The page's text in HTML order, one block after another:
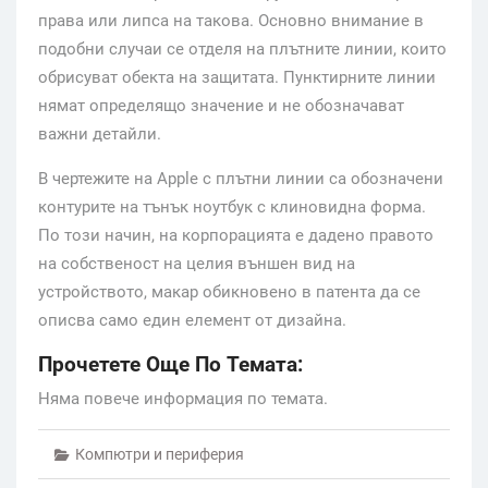
права или липса на такова. Основно внимание в
подобни случаи се отделя на плътните линии, които
обрисуват обекта на защитата. Пунктирните линии
нямат определящо значение и не обозначават
важни детайли.
В чертежите на Apple с плътни линии са обозначени
контурите на тънък ноутбук с клиновидна форма.
По този начин, на корпорацията е дадено правото
на собственост на целия външен вид на
устройството, макар обикновено в патента да се
описва само един елемент от дизайна.
Прочетете Още По Темата:
Няма повече информация по темата.
Компютри и периферия